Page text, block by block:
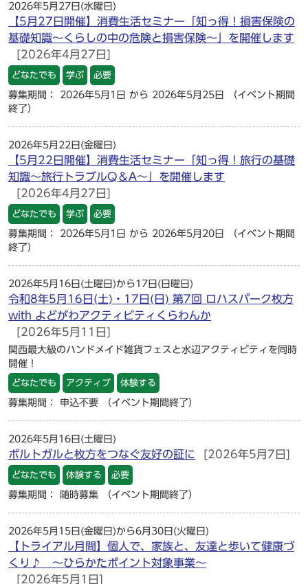
2026年5月27日(水曜日)
【5月27日開催】消費生活セミナー「知っ得！損害保険の
基礎知識～くらしの中の危険と損害保険～」を開催します
[2026年4月27日]
どなたでも 学ぶ 必要
募集期間： 2026年5月1日 から 2026年5月25日
（イベント期間
終了）
2026年5月22日(金曜日)
【5月22日開催】消費生活セミナー「知っ得！旅行の基礎
知識～旅行トラブルQ＆A～」を開催します
[2026年4月27日]
どなたでも 学ぶ 必要
募集期間： 2026年5月1日 から 2026年5月20日
（イベント期間
終了）
2026年5月16日(土曜日)から17日(日曜日)
令和8年5月16日(土)・17日(日) 第7回 ロハスパーク枚方
with よどがわアクティビティくらわんか
[2026年5月11日]
関西最大級のハンドメイド雑貨フェスと水辺アクティビティを同時
開催！
どなたでも アクティブ 体験する
募集期間： 申込不要 （イベント期間終了）
2026年5月16日(土曜日)
ポルトガルと枚方をつなぐ友好の証に [2026年5月7日]
どなたでも 体験する 必要
募集期間： 随時募集 （イベント期間終了）
2026年5月15日(金曜日)から6月30日(火曜日)
【トライアル月間】個人で、家族と、友達と歩いて健康づ
くり♪ ～ひらかたポイント対象事業～
[2026年5月1日]